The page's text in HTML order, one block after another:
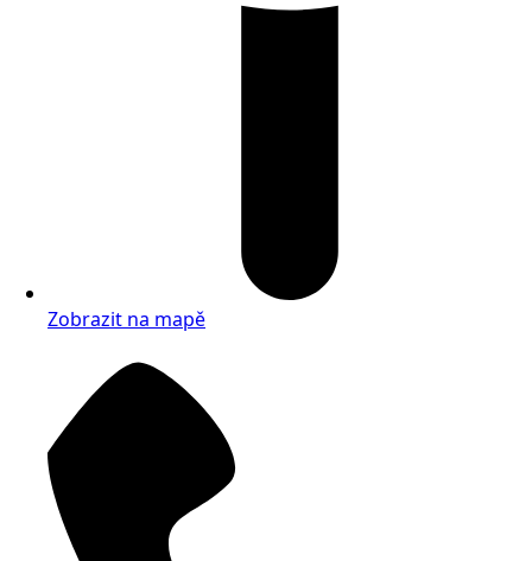
Zobrazit na mapě